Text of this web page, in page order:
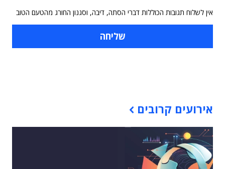
אין לשלוח תגובות הכוללות דברי הסתה, דיבה, וסגנון החורג מהטעם הטוב
אירועים קרובים